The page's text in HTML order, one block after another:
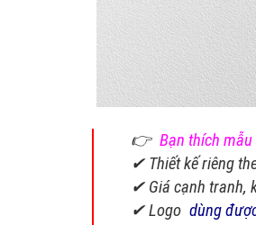
👉 Bạn thích mẫu
✔ Thiết kế riêng
✔ Giá cạnh tranh,
✔ Logo dùng